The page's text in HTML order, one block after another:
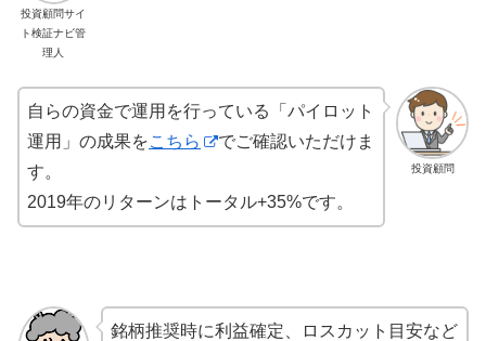
投資顧問サイ
ト検証ナビ管
理人
投資顧問
自らの資金で運用を行っている「パイロット
運用」の成果をこちら
でご確認いただけま
す。
2019年のリターンはトータル+35%です。
銘柄推奨時に利益確定、ロスカット目安など